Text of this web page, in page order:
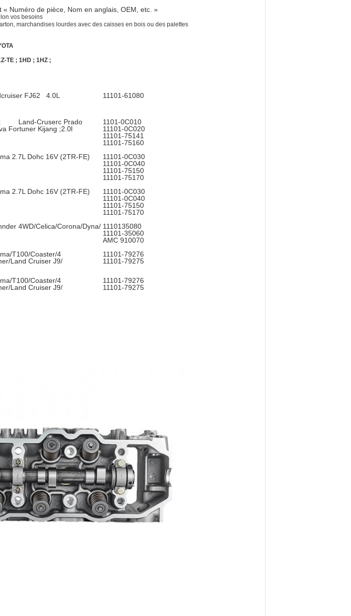
Numéro de pièce, Nom en anglais, OEM, etc. »
vos besoins
marchandises lourdes avec des caisses en bois ou des palettes
TE ; 1HD ; 1HZ ;
FJ62 4.0L 11101-61080
Land-Cruserc Prado
Fortuner Kijang ;2.0l
1101-0C010
11101-0C020
11101-75141
11101-75160
2.7L Dohc 16V (2TR-FE)
11101-0C030
11101-0C040
11101-75150
11101-75170
2.7L Dohc 16V (2TR-FE)
11101-0C030
11101-0C040
11101-75150
11101-75170
4WD/Celica/Corona/Dyna/ 1110135080
11101-35060
AMC 910070
T100/Coaster/4
Land Cruiser J9/
11101-79276
11101-79275
T100/Coaster/4
Land Cruiser J9/
11101-79276
11101-79275